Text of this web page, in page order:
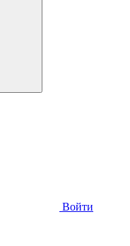
Войти